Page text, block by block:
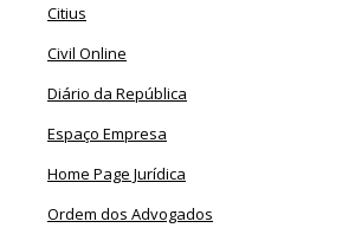
Citius
Civil Online
Diário da República
Espaço Empresa
Home Page Jurídica
Ordem dos Advogados